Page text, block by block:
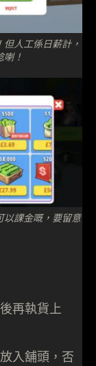
人工係日薪計，
！
以課金嘅，要留意
再執貨上
入舖頭，否